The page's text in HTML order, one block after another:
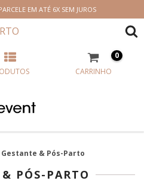
EM ATÉ 6X SEM JUROS
CARRINHO
0
Gestante & Pós-Parto
PÓS-PARTO